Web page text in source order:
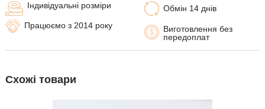
Обмін 14 днів
Виготовлення без
передоплат
Індивідуальні розміри
Працюємо з 2014 року
Схожі товари